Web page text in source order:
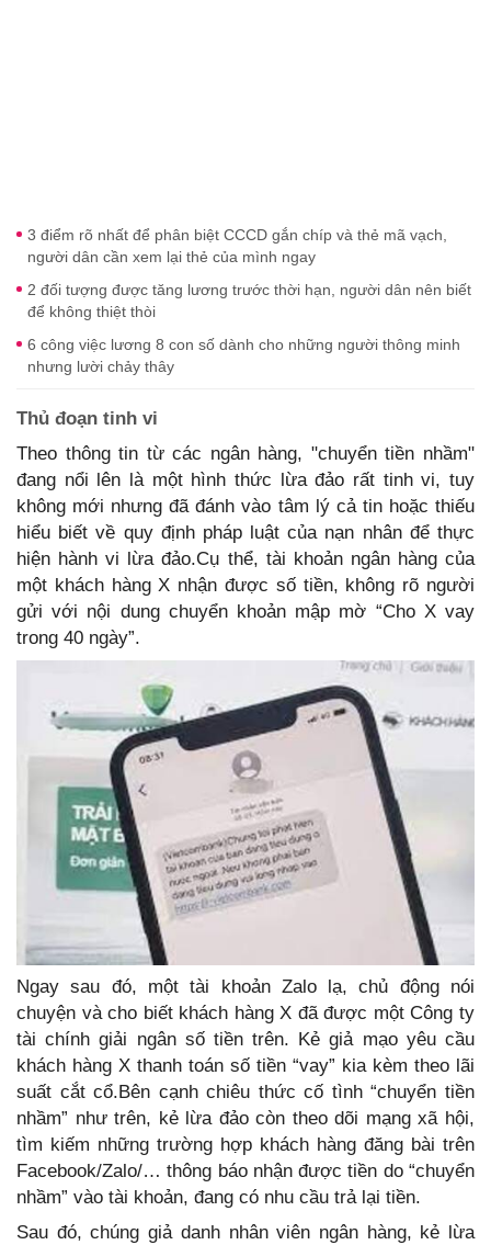
3 điểm rõ nhất để phân biệt CCCD gắn chíp và thẻ mã vạch,
người dân cần xem lại thẻ của mình ngay
2 đối tượng được tăng lương trước thời hạn, người dân nên biết
để không thiệt thòi
6 công việc lương 8 con số dành cho những người thông minh
nhưng lười chảy thây
Thủ đoạn tinh vi
Theo thông tin từ các ngân hàng, "chuyển tiền nhầm"
đang nổi lên là một hình thức lừa đảo rất tinh vi, tuy
không mới nhưng đã đánh vào tâm lý cả tin hoặc thiếu
hiểu biết về quy định pháp luật của nạn nhân để thực
hiện hành vi lừa đảo.Cụ thể, tài khoản ngân hàng của
một khách hàng X nhận được số tiền, không rõ người
gửi với nội dung chuyển khoản mập mờ “Cho X vay
trong 40 ngày”.
Ngay sau đó, một tài khoản Zalo lạ, chủ động nói
chuyện và cho biết khách hàng X đã được một Công ty
tài chính giải ngân số tiền trên. Kẻ giả mạo yêu cầu
khách hàng X thanh toán số tiền “vay” kia kèm theo lãi
suất cắt cổ.Bên cạnh chiêu thức cố tình “chuyển tiền
nhầm” như trên, kẻ lừa đảo còn theo dõi mạng xã hội,
tìm kiếm những trường hợp khách hàng đăng bài trên
Facebook/Zalo/… thông báo nhận được tiền do “chuyển
nhầm” vào tài khoản, đang có nhu cầu trả lại tiền.
Sau đó, chúng giả danh nhân viên ngân hàng, kẻ lừa